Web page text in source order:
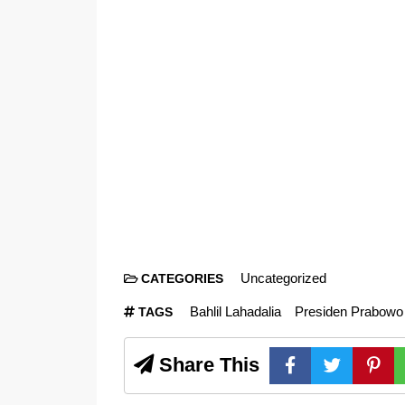
CATEGORIES Uncategorized
TAGS Bahlil Lahadalia Presiden Prabowo
Share This